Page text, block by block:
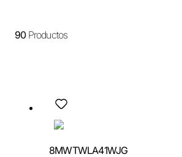
90 Productos
8MWTWLA41WJG